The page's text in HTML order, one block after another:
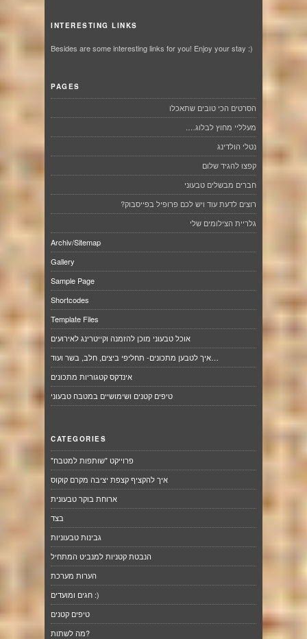
INTERESTING LINKS
Besides are some interesting links for you! Enjoy your stay :)
PAGES
הסרטים הכי טובים שתאכלו
מעלליי מחוץ לבלוג….
נטלי הולדינג
קפצו להגיד שלום
חברים מבשלים טבעוני
רוצים לדעת עוד ויש לכם פרופיל בפייסבוק?
גלריית הצילומים שלי
Archiv/Sitemap
Gallery
Sample Page
Shortcodes
Template Files
אוכל טבעוני מוכן להזמנה וקייטרינג לאירועים
איך לטבען מתכונים- תחליפי ביצים, חלב, בשר ועוד…
אינדקס קטגוריות מתכונים
טיפים קטנים ושימושיים במטבח טבעוני
CATEGORIES
"פרוייקט "שותפות למטבח
איך להקציף קצפת יציבה מקרם קוקוס
ארוחת בוקר טבעונית
בצד
גבינות טבעוניות
הנבטת קטניות למנביט המתחיל
הערות מערכת
חגים ומועדים :)
טיפים קטנים
מה לשתות?